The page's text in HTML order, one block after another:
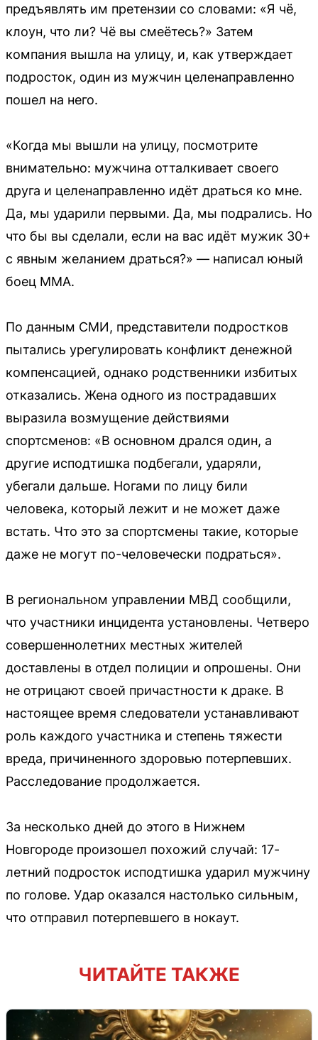
предъявлять им претензии со словами: «Я чё,
клоун, что ли? Чё вы смеётесь?» Затем
компания вышла на улицу, и, как утверждает
подросток, один из мужчин целенаправленно
пошел на него.
«Когда мы вышли на улицу, посмотрите
внимательно: мужчина отталкивает своего
друга и целенаправленно идёт драться ко мне.
Да, мы ударили первыми. Да, мы подрались. Но
что бы вы сделали, если на вас идёт мужик 30+
с явным желанием драться?» — написал юный
боец ММА.
По данным СМИ, представители подростков
пытались урегулировать конфликт денежной
компенсацией, однако родственники избитых
отказались. Жена одного из пострадавших
выразила возмущение действиями
спортсменов: «В основном дрался один, а
другие исподтишка подбегали, ударяли,
убегали дальше. Ногами по лицу били
человека, который лежит и не может даже
встать. Что это за спортсмены такие, которые
даже не могут по-человечески подраться».
В региональном управлении МВД сообщили,
что участники инцидента установлены. Четверо
совершеннолетних местных жителей
доставлены в отдел полиции и опрошены. Они
не отрицают своей причастности к драке. В
настоящее время следователи устанавливают
роль каждого участника и степень тяжести
вреда, причиненного здоровью потерпевших.
Расследование продолжается.
За несколько дней до этого в Нижнем
Новгороде произошел похожий случай: 17-
летний подросток исподтишка ударил мужчину
по голове. Удар оказался настолько сильным,
что отправил потерпевшего в нокаут.
ЧИТАЙТЕ ТАКЖЕ